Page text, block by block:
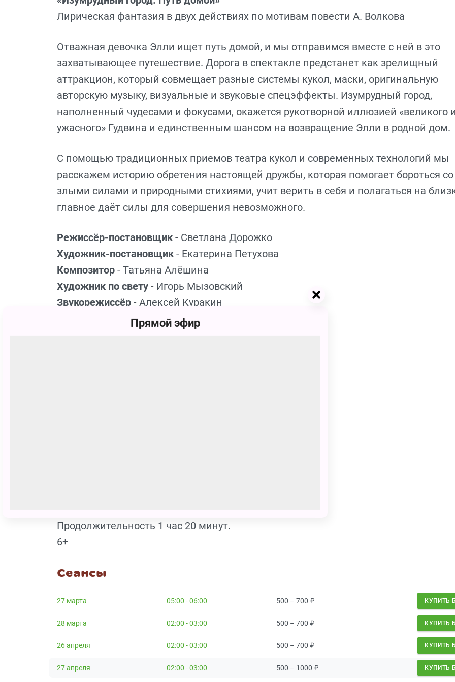
Лирическая фантазия в двух действиях по мотивам повести А. Волкова
Отважная девочка Элли ищет путь домой, и мы отправимся вместе с ней в это
захватывающее путешествие. Дорога в спектакле предстанет как зрелищный
аттракцион, который совмещает разные системы кукол, маски, оригинальную
авторскую музыку, визуальные и звуковые спецэффекты. Изумрудный город,
наполненный чудесами и фокусами, окажется рукотворной иллюзией «великого и
ужасного» Гудвина и единственным шансом на возвращение Элли в родной дом.
С помощью традиционных приемов театра кукол и современных технологий мы
расскажем историю обретения настоящей дружбы, которая помогает бороться со
злыми силами и природными стихиями, учит верить в себя и полагаться на
главное даёт силы для совершения невозможного.
Режиссёр-постановщик - Светлана Дорожко
Художник-постановщик - Екатерина Петухова
Композитор - Татьяна Алёшина
Художник по свету - Игорь Мызовский
Звукорежиссёр - Алексей Куракин
Продолжительность 1 час 20 минут.
6+
Сеансы
27 марта 05:00 - 06:00 500 – 700 ₽ КУПИТЬ
28 марта 02:00 - 03:00 500 – 700 ₽ КУПИТЬ
26 апреля 02:00 - 03:00 500 – 700 ₽ КУПИТЬ
27 апреля 02:00 - 03:00 500 – 1000 ₽ КУПИТЬ
Прямой эфир